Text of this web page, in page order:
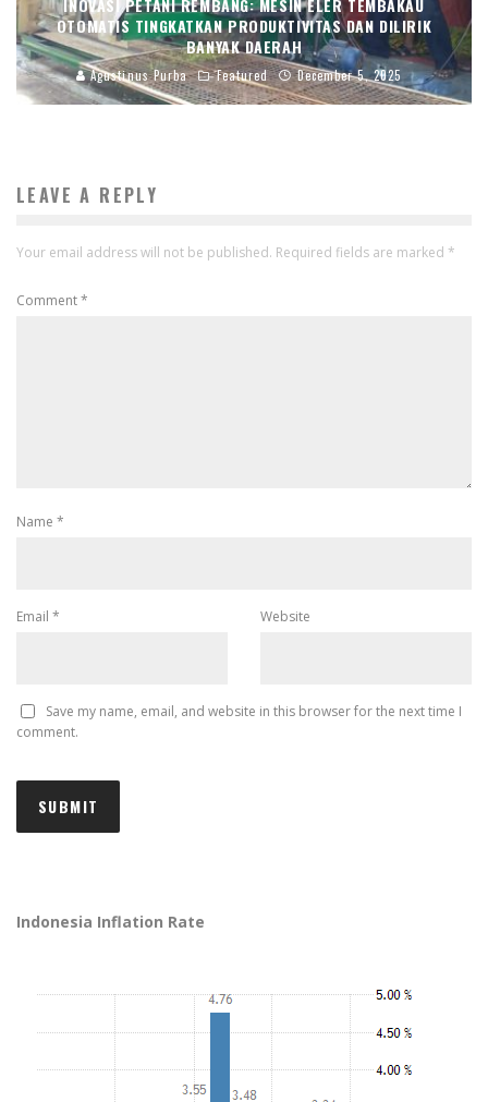
OTOMATIS TINGKATKAN PRODUKTIVITAS DAN DILIRIK
BANYAK DAERAH
Agustinus Purba Featured December 5, 2025
LEAVE A REPLY
Your email address will not be published. Required fields are marked *
Comment*
Name *
Email * Website
Save my name, email, and website in this browser for the next time I
comment.
Indonesia Inflation Rate